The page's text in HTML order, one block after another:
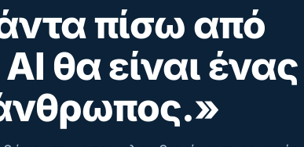
πίσω από
θα είναι ένας